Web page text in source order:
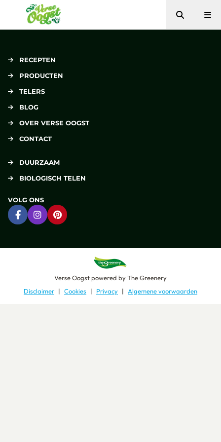
Verse Oogst
Zoeken
RECEPTEN
PRODUCTEN
TELERS
BLOG
OVER VERSE OOGST
CONTACT
DUURZAAM
BIOLOGISCH TELEN
VOLG ONS
Ga naar Facebook
Ga naar Instagram
Ga naar Pinterest
Verse Oogstpowered byThe Greenery
Disclaimer
Cookies Privacy Algemene voorwaarden